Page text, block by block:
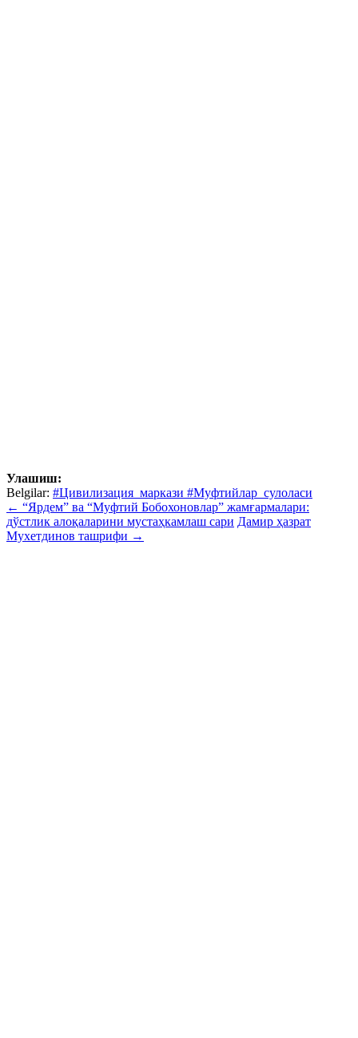
Улашиш:
Belgilar: #Цивилизация_маркази #Муфтийлар_сулоласи
← “Ярдем” ва “Муфтий Бобохоновлар” жамғармалари:
дўстлик алоқаларини мустаҳкамлаш сари Дамир ҳазрат
Мухетдинов ташрифи →